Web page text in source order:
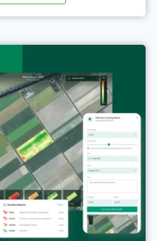
CREARE
DI
PERFETTI
IN
TRE
SEMPLICI
PASSI